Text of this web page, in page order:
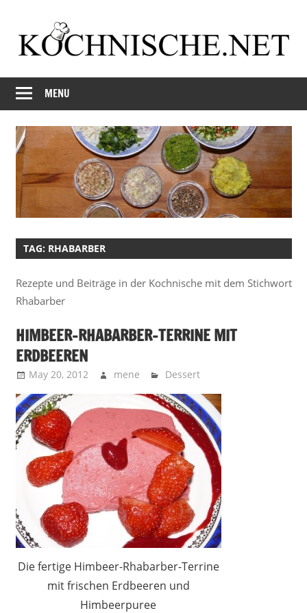
content
Kochnische.net
another
Foodblog
MENU
TAG: RHABARBER
Rezepte und Beiträge in der Kochnische mit dem Stichwort
Rhabarber
HIMBEER-RHABARBER-TERRINE MIT
ERDBEEREN
May 20, 2012 mene Dessert
Die fertige Himbeer-Rhabarber-Terrine
mit frischen Erdbeeren und
Himbeerpuree